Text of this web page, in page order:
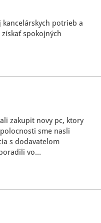
potrieb a
spokojných
zakupit novy pc, ktory
sme nasli
s dodavatelom
vo…